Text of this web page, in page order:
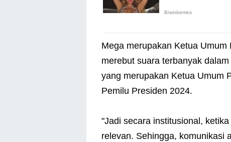
Mega merupakan Ketua
merebut suara terbanyak
yang merupakan Ketua Umum
Pemilu Presiden 2024.
"Jadi secara institusional,
relevan. Sehingga, komunikasi